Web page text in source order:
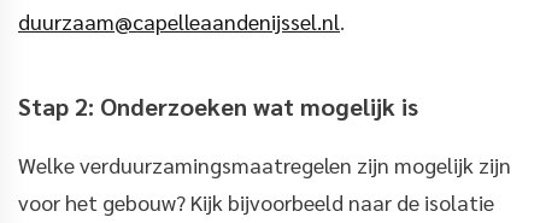
duurzaam@capelleaandenijssel.nl.
Stap 2: Onderzoeken wat mogelijk is
Welke verduurzamingsmaatregelen zijn mogelijk zijn
voor het gebouw? Kijk bijvoorbeeld naar de isolatie